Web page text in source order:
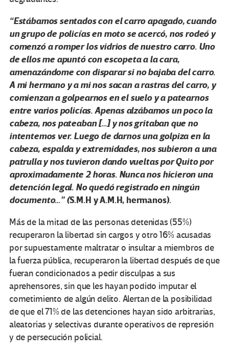
“Estábamos sentados con el carro apagado, cuando
un grupo de policías en moto se acercó, nos rodeó y
comenzó a romper los vidrios de nuestro carro. Uno
de ellos me apuntó con escopeta a la cara,
amenazándome con disparar si no bajaba del carro.
A mi hermano y a mi nos sacan a rastras del carro, y
comienzan a golpearnos en el suelo y a patearnos
entre varios policías. Apenas alzábamos un poco la
cabeza, nos pateaban […] y nos gritaban que no
intentemos ver. Luego de darnos una golpiza en la
cabeza, espalda y extremidades, nos subieron a una
patrulla y nos tuvieron dando vueltas por Quito por
aproximadamente 2 horas. Nunca nos hicieron una
detención legal. No quedó registrado en ningún
documento…” (S.M.H y A.M.H, hermanos).
Más de la mitad de las personas detenidas (55%)
recuperaron la libertad sin cargos y otro 16% acusadas
por supuestamente maltratar o insultar a miembros de
la fuerza pública, recuperaron la libertad después de que
fueran condicionados a pedir disculpas a sus
aprehensores, sin que les hayan podido imputar el
cometimiento de algún delito. Alertan de la posibilidad
de que el 71% de las detenciones hayan sido arbitrarias,
aleatorias y selectivas durante operativos de represión
y de persecución policial.